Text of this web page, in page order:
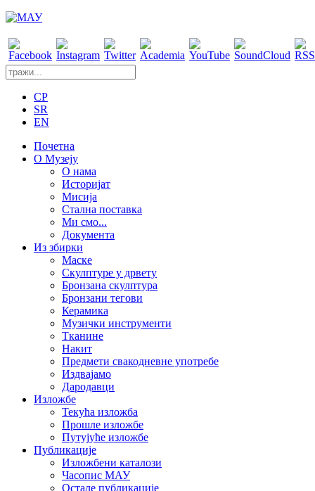
CP
SR
EN
Почетна
О Музеју
О нама
Историјат
Мисија
Стална поставка
Ми смо...
Документа
Из збирки
Маске
Скулптуре у дрвету
Бронзана скулптура
Бронзани тегови
Керамика
Музички инструменти
Тканине
Накит
Предмети свакодневне употребе
Издвајамо
Дародавци
Изложбе
Текућа изложба
Прошле изложбе
Путујуће изложбе
Публикације
Изложбени каталози
Часопис МАУ
Остале публикације